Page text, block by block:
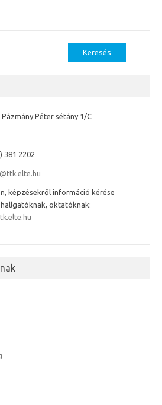
Péter sétány 1/C
381 2202
képzésekről információ kérése
oktatóknak: